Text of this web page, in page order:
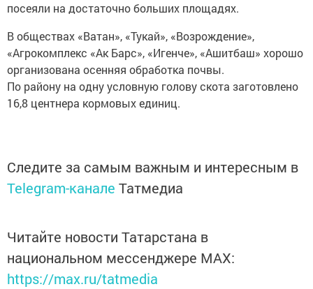
посеяли на достаточно больших площадях.
В обществах «Ватан», «Тукай», «Возрождение»,
«Агрокомплекс «Ак Барс», «Игенче», «Ашитбаш» хорошо
организована осенняя обработка почвы.
По району на одну условную голову скота заготовлено
16,8 центнера кормовых единиц.
Следите за самым важным и интересным в
Telegram-канале Татмедиа
Читайте новости Татарстана в
национальном мессенджере MАХ:
https://max.ru/tatmedia